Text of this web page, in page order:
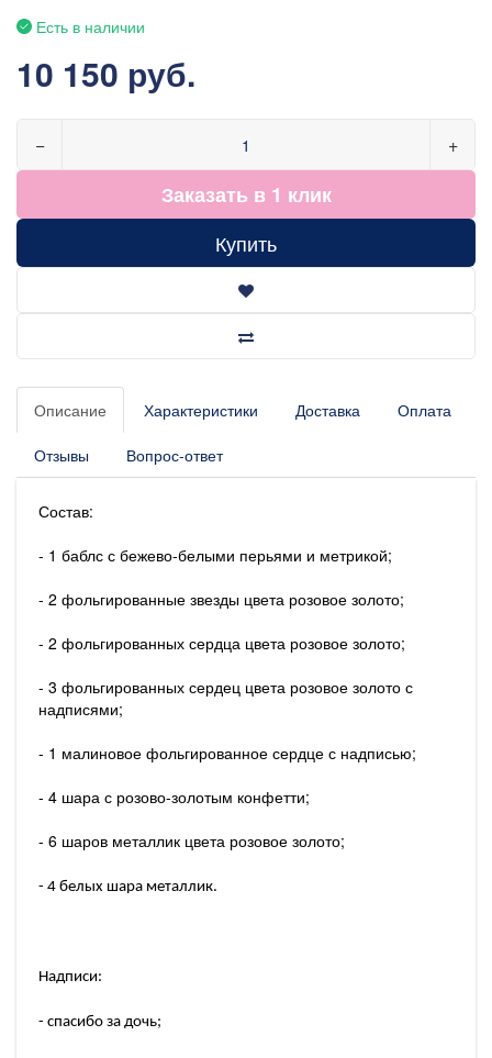
Есть в наличии
10 150 руб.
− +
Заказать в 1 клик
Купить
Описание Характеристики Доставка Оплата
Отзывы Вопрос-ответ
Состав:
- 1 баблс с бежево-белыми перьями и метрикой;
- 2 фольгированные звезды цвета розовое золото;
- 2 фольгированных сердца цвета розовое золото;
- 3 фольгированных сердец цвета розовое золото с
надписями;
- 1 малиновое фольгированное сердце с надписью;
- 4 шара с розово-золотым конфетти;
- 6 шаров металлик цвета розовое золото;
- 4 белых шара металлик.
Надписи:
- спасибо за дочь;